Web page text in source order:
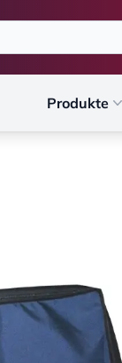
Produkte